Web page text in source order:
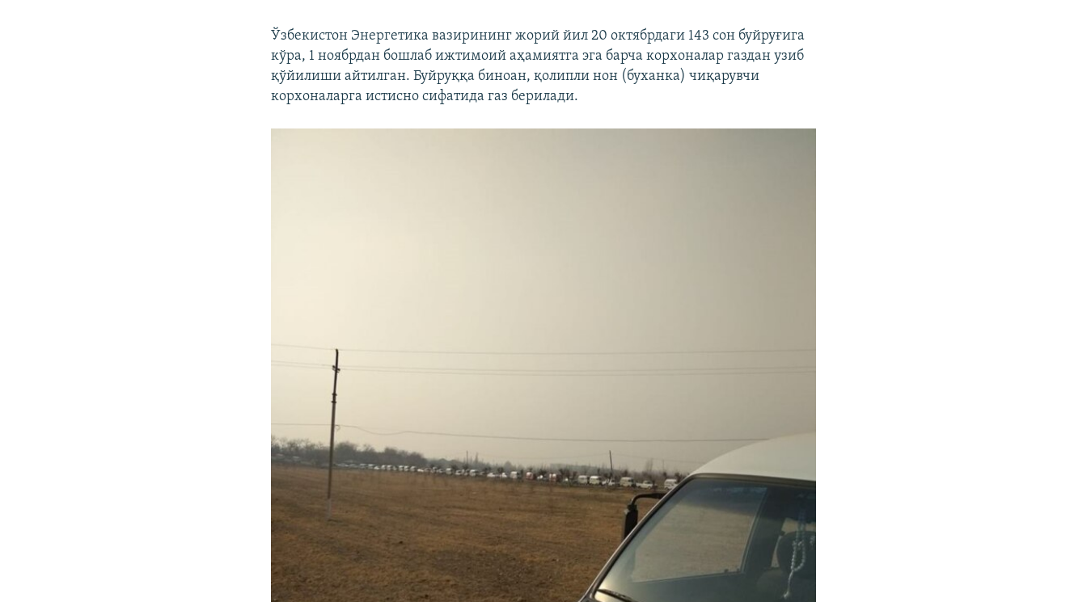
Ўзбекистон Энергетика вазирининг жорий йил 20 октябрдаги 143 сон буйруғига
кўра, 1 ноябрдан бошлаб ижтимоий аҳамиятга эга барча корхоналар газдан узиб
қўйилиши айтилган. Буйруққа биноан, қолипли нон (буханка) чиқарувчи
корхоналарга истисно сифатида газ берилади.